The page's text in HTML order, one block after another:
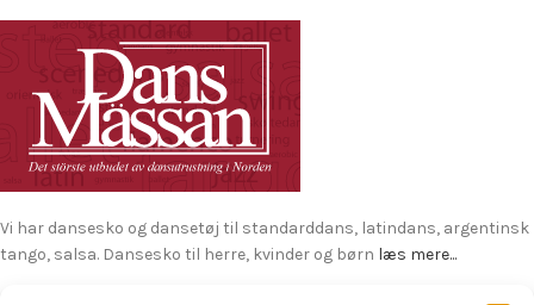
Vi har dansesko og dansetøj til standarddans, latindans, argentinsk
tango, salsa. Dansesko til herre, kvinder og børn læs mere...